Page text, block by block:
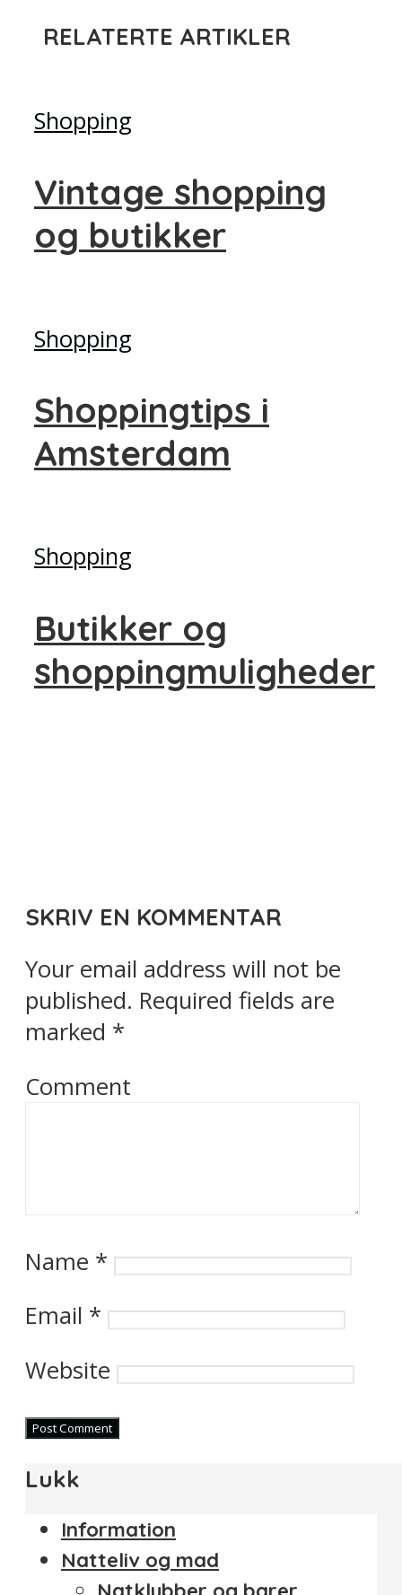
RELATERTE ARTIKLER
Shopping
Vintage shopping
og butikker
Shopping
Shoppingtips i
Amsterdam
Shopping
Butikker og
shoppingmuligheder
SKRIV EN KOMMENTAR
Your email address will not be
published. Required fields are
marked *
Comment
Name *
Email *
Website
Lukk
Information
Natteliv og mad